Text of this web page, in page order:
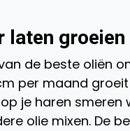
laten groeien
de beste oliën
per maand
je haren
olie mixen. De